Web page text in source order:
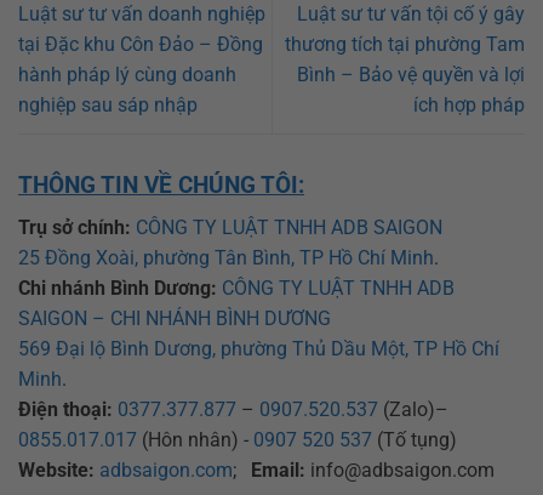
Luật sư tư vấn doanh nghiệp
tại Đặc khu Côn Đảo – Đồng
hành pháp lý cùng doanh
nghiệp sau sáp nhập
Luật sư tư vấn tội cố ý gây
thương tích tại phường Tam
Bình – Bảo vệ quyền và lợi
ích hợp pháp
THÔNG TIN VỀ CHÚNG TÔI:
Trụ sở chính: CÔNG TY LUẬT TNHH ADB SAIGON
25 Đồng Xoài, phường Tân Bình, TP Hồ Chí Minh.
Chi nhánh Bình Dương: CÔNG TY LUẬT TNHH ADB
SAIGON – CHI NHÁNH BÌNH DƯƠNG
569 Đại lộ Bình Dương, phường Thủ Dầu Một, TP Hồ Chí
Minh.
Điện thoại: 0377.377.877 – 0907.520.537 (Zalo)–
0855.017.017 (Hôn nhân) - 0907 520 537 (Tố tụng)
Website: adbsaigon.com; Email: info@adbsaigon.com